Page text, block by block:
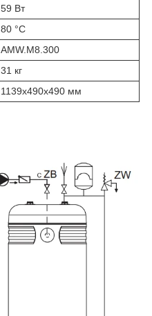
59 Вт
80 °C
AMW.M8.300
31 кг
1139х490х490 мм